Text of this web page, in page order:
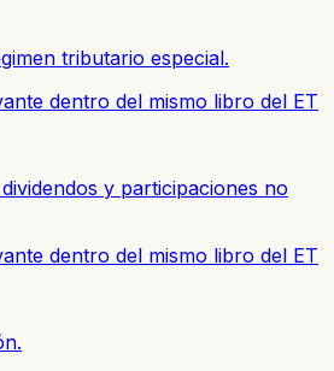
tributario especial.
dentro del mismo libro del ET
y participaciones no
dentro del mismo libro del ET